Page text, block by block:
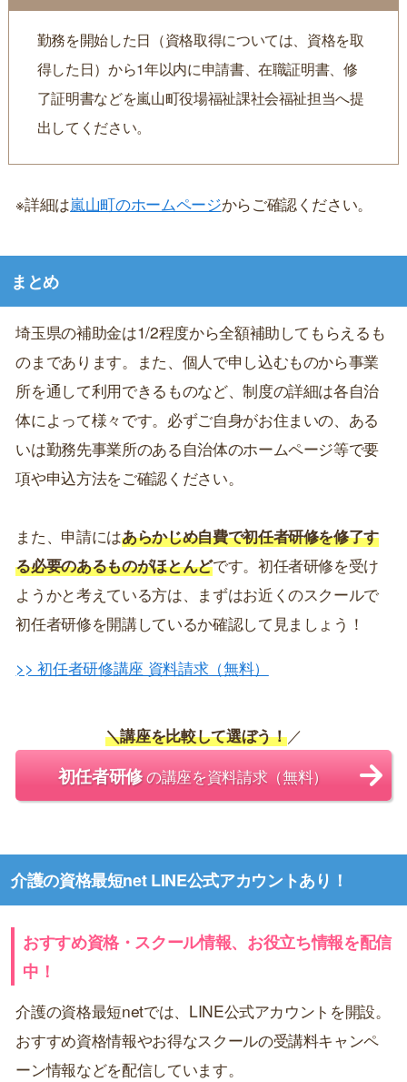
勤務を開始した日（資格取得については、資格を取
得した日）から1年以内に申請書、在職証明書、修
了証明書などを嵐山町役場福祉課社会福祉担当へ提
出してください。
※詳細は嵐山町のホームページからご確認ください。
まとめ
埼玉県の補助金は1/2程度から全額補助してもらえるも
のまであります。また、個人で申し込むものから事業
所を通して利用できるものなど、制度の詳細は各自治
体によって様々です。必ずご自身がお住まいの、ある
いは勤務先事業所のある自治体のホームページ等で要
項や申込方法をご確認ください。
また、申請にはあらかじめ自費で初任者研修を修了す
る必要のあるものがほとんどです。初任者研修を受け
ようかと考えている方は、まずはお近くのスクールで
初任者研修を開講しているか確認して見ましょう！
>> 初任者研修講座 資料請求（無料）
＼講座を比較して選ぼう！／
初任者研修の講座を資料請求（無料）
介護の資格最短net LINE公式アカウントあり！
おすすめ資格・スクール情報、お役立ち情報を配信
中！
介護の資格最短netでは、LINE公式アカウントを開設。
おすすめ資格情報やお得なスクールの受講料キャンペ
ーン情報などを配信しています。